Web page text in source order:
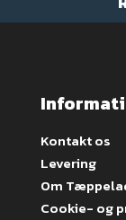
Kontakt os
Levering
Om
Cookie- og